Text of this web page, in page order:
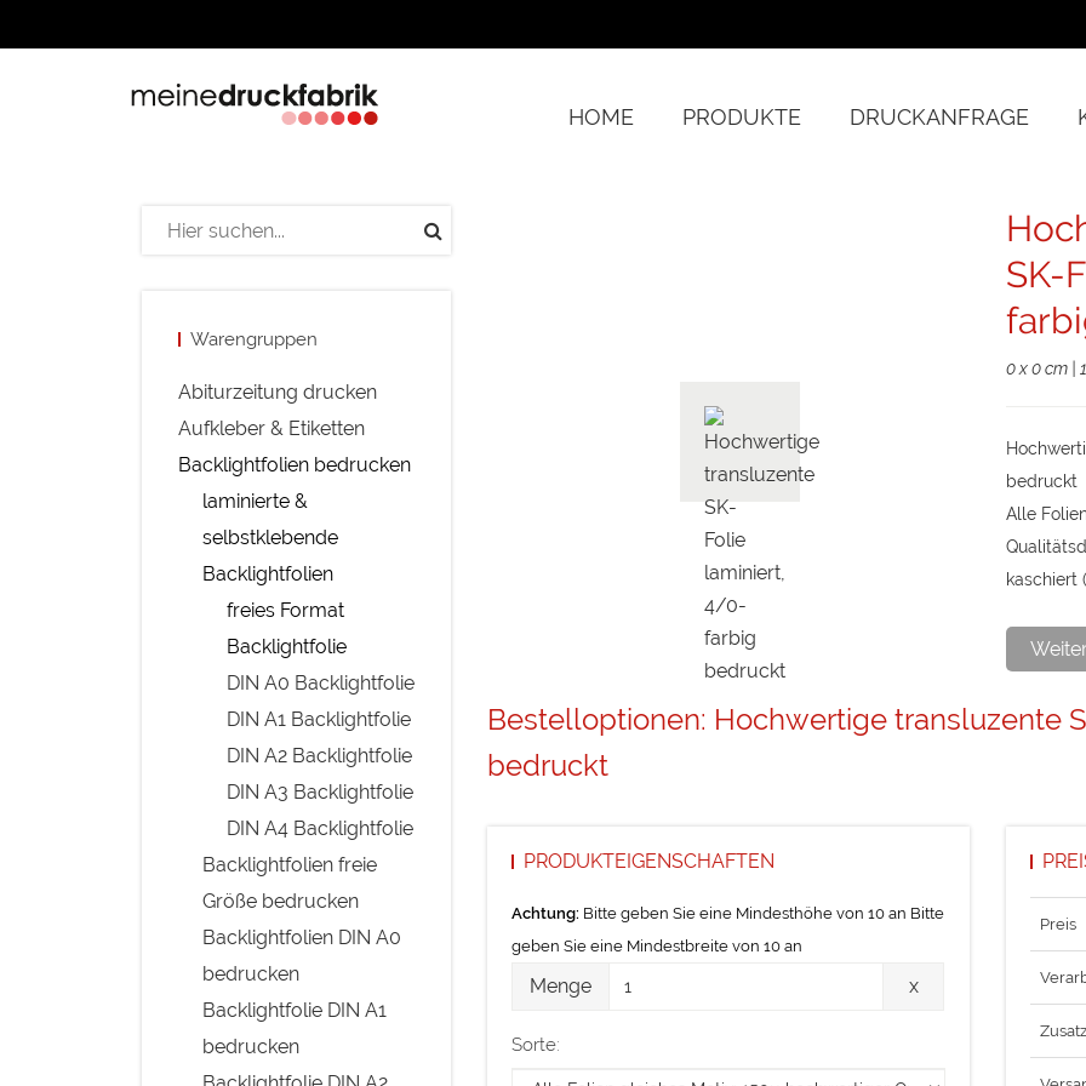
HOME PRODUKTE DRUCKANFRAGE
Warengruppen
Abiturzeitung drucken
Aufkleber & Etiketten
Backlightfolien bedrucken
laminierte &
selbstklebende
Backlightfolien
freies Format
Backlightfolie
DIN A0 Backlightfolie
DIN A1 Backlightfolie
DIN A2 Backlightfolie
DIN A3 Backlightfolie
DIN A4 Backlightfolie
Backlightfolien freie
Größe bedrucken
Backlightfolien DIN A0
bedrucken
Backlightfolie DIN A1
bedrucken
SK-
0 x 0 cm |
bedruckt
Alle
kaschiert
Max.
Die
Bestelloptionen: Hochwertige transluzente
bedruckt
PRODUKTEIGENSCHAFTEN
Achtung: Bitte geben Sie eine Mindesthöhe von 10 an Bitte
geben Sie eine Mindestbreite von 10 an
Menge
Menge x
Sorte:
Preis